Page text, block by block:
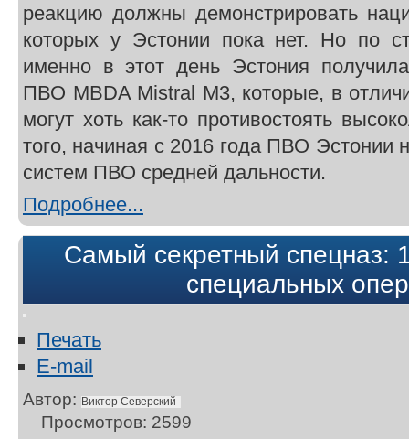
реакцию должны демонстрировать
которых у Эстонии пока нет. Но по
именно в этот день Эстония
ПВО MBDA Mistral М3, которые, в
могут хоть как-то противостоять
того, начиная с 2016 года ПВО Эстонии
систем ПВО средней дальности.
Подробнее...
Самый секретный спецназ:
специальных
Печать
E-mail
Автор: Виктор Северский
Просмотров: 2599